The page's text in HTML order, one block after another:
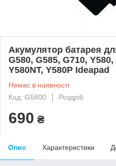
Акумулятор батарея
G580, G585, G710,
Y580NT, Y580P Ideapad
Немає в наявності
Код: G5800
Роздріб
690 ₴
Опис Характеристики